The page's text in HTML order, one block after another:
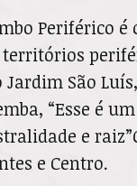
Periférico é
São
“Esse é
e
e Centro.